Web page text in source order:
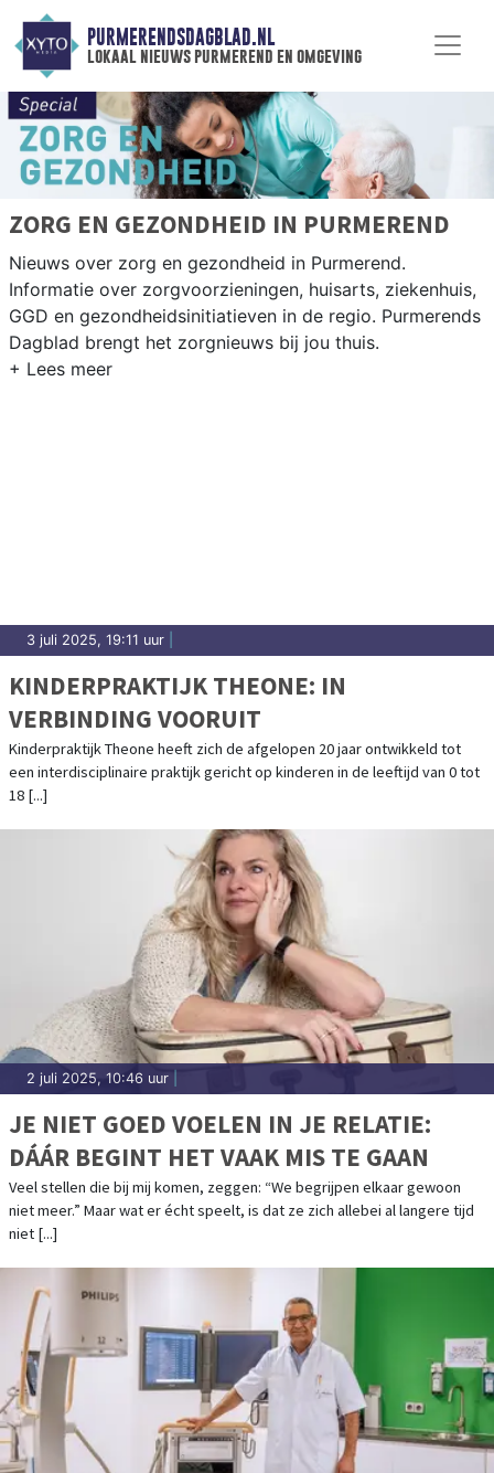
PURMERENDSDAGBLAD.NL
lokaal nieuws purmerend en omgeving
ZORG EN GEZONDHEID IN PURMEREND
Nieuws over zorg en gezondheid in Purmerend.
Informatie over zorgvoorzieningen, huisarts, ziekenhuis,
GGD en gezondheidsinitiatieven in de regio. Purmerends
Dagblad brengt het zorgnieuws bij jou thuis.
3 juli 2025, 19:11 uur
KINDERPRAKTIJK THEONE: IN
VERBINDING VOORUIT
Kinderpraktijk Theone heeft zich de afgelopen 20 jaar ontwikkeld tot
een interdisciplinaire praktijk gericht op kinderen in de leeftijd van 0 tot
18 [...]
2 juli 2025, 10:46 uur
JE NIET GOED VOELEN IN JE RELATIE:
DÁÁR BEGINT HET VAAK MIS TE GAAN
Veel stellen die bij mij komen, zeggen: “We begrijpen elkaar gewoon
niet meer.” Maar wat er écht speelt, is dat ze zich allebei al langere tijd
niet [...]